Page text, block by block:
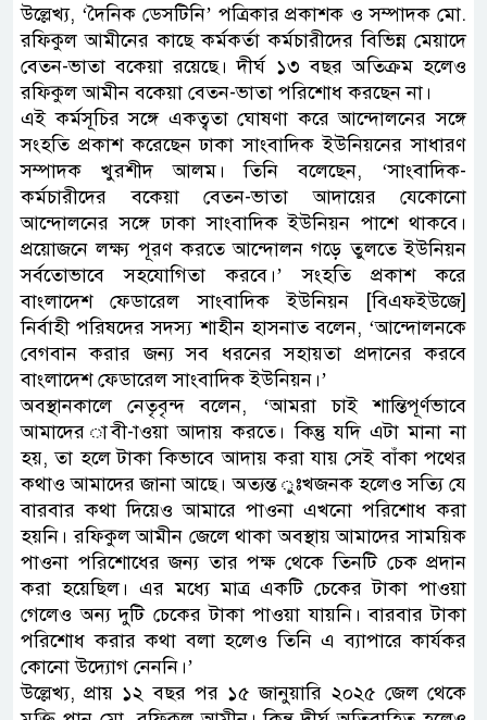
উল্লেখ্য, ‘দৈনিক ডেসটিনি’ পত্রিকার প্রকাশক ও সম্পাদক মো.
রফিকুল আমীনের কাছে কর্মকর্তা কর্মচারীদের বিভিন্ন মেয়াদে
বেতন-ভাতা বকেয়া রয়েছে। দীর্ঘ ১৩ বছর অতিক্রম হলেও
রফিকুল আমীন বকেয়া বেতন-ভাতা পরিশোধ করছেন না।
এই কর্মসূচির সঙ্গে একত্বতা ঘোষণা করে আন্দোলনের সঙ্গে
সংহতি প্রকাশ করেছেন ঢাকা সাংবাদিক ইউনিয়নের সাধারণ
সম্পাদক খুরশীদ আলম। তিনি বলেছেন, ‘সাংবাদিক-
কর্মচারীদের বকেয়া বেতন-ভাতা আদায়ের যেকোনো
আন্দোলনের সঙ্গে ঢাকা সাংবাদিক ইউনিয়ন পাশে থাকবে।
প্রয়োজনে লক্ষ্য পূরণ করতে আন্দোলন গড়ে তুলতে ইউনিয়ন
সর্বতোভাবে সহযোগিতা করবে।’ সংহতি প্রকাশ করে
বাংলাদেশ ফেডারেল সাংবাদিক ইউনিয়ন [বিএফইউজে]
নির্বাহী পরিষদের সদস্য শাহীন হাসনাত বলেন, ‘আন্দোলনকে
বেগবান করার জন্য সব ধরনের সহায়তা প্রদানের করবে
বাংলাদেশ ফেডারেল সাংবাদিক ইউনিয়ন।’
অবস্থানকালে নেতৃবৃন্দ বলেন, ‘আমরা চাই শান্তিপূর্ণভাবে
আমাদের াবী-াওয়া আদায় করতে। কিন্তু যদি এটা মানা না
হয়, তা হলে টাকা কিভাবে আদায় করা যায় সেই বাঁকা পথের
কথাও আমাদের জানা আছে। অত্যন্ত ুঃখজনক হলেও সত্যি যে
বারবার কথা দিয়েও আমারে পাওনা এখনো পরিশোধ করা
হয়নি। রফিকুল আমীন জেলে থাকা অবস্থায় আমাদের সাময়িক
পাওনা পরিশোধের জন্য তার পক্ষ থেকে তিনটি চেক প্রদান
করা হয়েছিল। এর মধ্যে মাত্র একটি চেকের টাকা পাওয়া
গেলেও অন্য দুটি চেকের টাকা পাওয়া যায়নি। বারবার টাকা
পরিশোধ করার কথা বলা হলেও তিনি এ ব্যাপারে কার্যকর
কোনো উদ্যোগ নেননি।’
উল্লেখ্য, প্রায় ১২ বছর পর ১৫ জানুয়ারি ২০২৫ জেল থেকে